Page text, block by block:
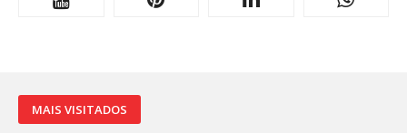
MAIS VISITADOS